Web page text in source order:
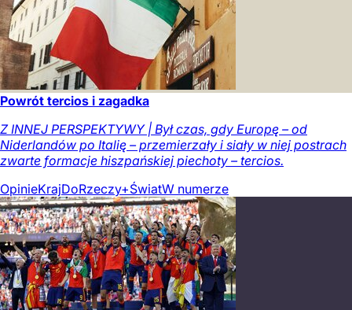
Powrót tercios i zagadka
Z INNEJ PERSPEKTYWY | Był czas, gdy Europę – od
Niderlandów po Italię – przemierzały i siały w niej postrach
zwarte formacje hiszpańskiej piechoty – tercios.
OpinieKrajDoRzeczy+ŚwiatW numerze